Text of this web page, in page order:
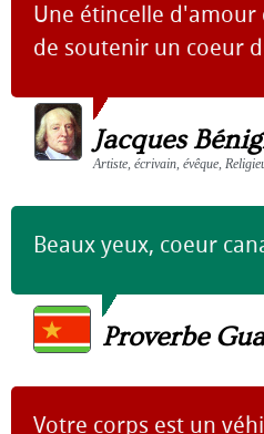
Une étincelle d'amour
de soutenir un coeur
Jacques
Artiste, écrivain, évêque,
Beaux yeux, coeur
Proverbe
Votre corps est un